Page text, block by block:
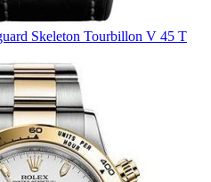
Skeleton Tourbillon V 45 T